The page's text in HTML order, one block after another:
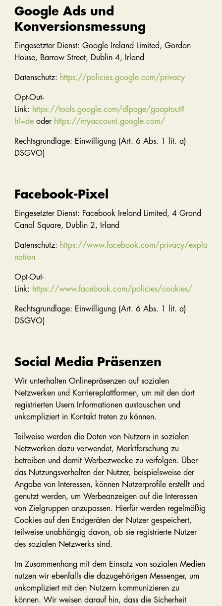
Google Ads und
Konversionsmessung
Eingesetzter Dienst: Google Ireland Limited, Gordon
House, Barrow Street, Dublin 4, Irland
Datenschutz: https://policies.google.com/privacy
Opt-Out-
Link: https://tools.google.com/dlpage/gaoptout?
hl=deoder https://myaccount.google.com/
Rechtsgrundlage: Einwilligung (Art. 6 Abs. 1 lit. a)
DSGVO)
Facebook-Pixel
Eingesetzter Dienst: Facebook Ireland Limited, 4 Grand
Canal Square, Dublin 2, Irland
Datenschutz: https://www.facebook.com/privacy/expla
nation
Opt-Out-
Link: https://www.facebook.com/policies/cookies/
Rechtsgrundlage: Einwilligung (Art. 6 Abs. 1 lit. a)
DSGVO)
Social Media Präsenzen
Wir unterhalten Onlinepräsenzen auf sozialen
Netzwerken und Karriereplattformen, um mit den dort
registrierten Usern Informationen austauschen und
unkompliziert in Kontakt treten zu können.
Teilweise werden die Daten von Nutzern in sozialen
Netzwerken dazu verwendet, Marktforschung zu
betreiben und damit Werbezwecke zu verfolgen. Über
das Nutzungsverhalten der Nutzer, beispielsweise der
Angabe von Interessen, können Nutzerprofile erstellt und
genutzt werden, um Werbeanzeigen auf die Interessen
von Zielgruppen anzupassen. Hierfür werden regelmäßig
Cookies auf den Endgeräten der Nutzer gespeichert,
teilweise unabhängig davon, ob sie registrierte Nutzer
des sozialen Netzwerks sind.
Im Zusammenhang mit dem Einsatz von sozialen Medien
nutzen wir ebenfalls die dazugehörigen Messenger, um
unkompliziert mit den Nutzern kommunizieren zu
können. Wir weisen darauf hin, dass die Sicherheit